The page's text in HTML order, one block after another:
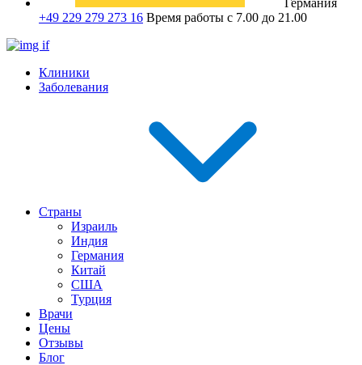
Германия
+49 229 279 273 16 Время работы с 7.00 до 21.00
Клиники
Заболевания
Страны
Израиль
Индия
Германия
Китай
США
Турция
Врачи
Цены
Отзывы
Блог